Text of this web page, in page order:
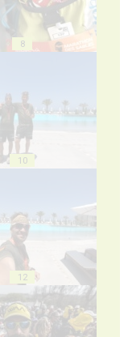
8
10
12